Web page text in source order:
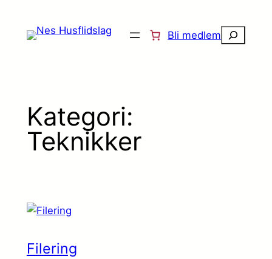
innhold
Bli medlem Søk
Kategori:
Teknikker
Filering